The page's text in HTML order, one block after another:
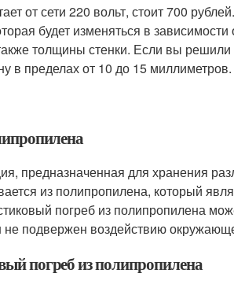
от сети 220 вольт, стоит 700
будет изменяться в
толщины стенки. Если вы решили
в пределах от 10 до 15 миллиметров.
предназначенная для хранения
из полипропилена, который
погреб из полипропилена
не подвержен воздействию
погреб из полипропилена